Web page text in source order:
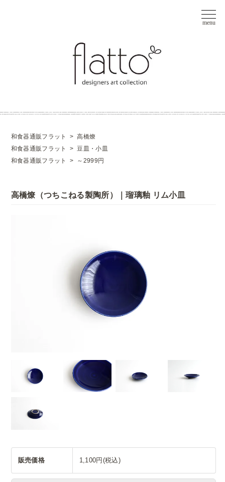
和食器通販フラット >高橋燎
和食器通販フラット
>豆皿・小皿
和食器通販フラット
> ～2999円
高橋燎（つちこねる製陶所）｜瑠璃釉 リム小皿
販売価格 1,100円(税込)